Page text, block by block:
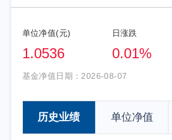
单位净值(元)
1.0536
日涨跌
0.01%
基金净值日期： 2026-08-07
历史业绩 单位净值